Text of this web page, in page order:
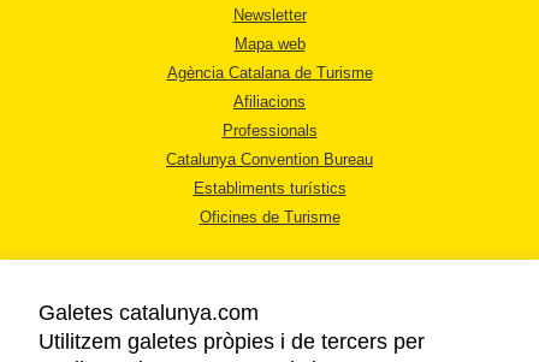
Newsletter
Mapa web
Agència Catalana de Turisme
Afiliacions
Professionals
Catalunya Convention Bureau
Establiments turístics
Oficines de Turisme
Galetes catalunya.com
Utilitzem galetes pròpies i de tercers per